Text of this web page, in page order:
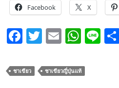
Facebook X
F
e
T
itt
E
ail
W
at
Li
ชาเขียว ชาเขียวญี่ปุ่นแท้